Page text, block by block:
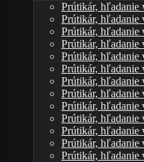
Prútikár, hľadanie
Prútikár, hľadanie
Prútikár, hľadanie
Prútikár, hľadanie
Prútikár, hľadanie
Prútikár, hľadanie
Prútikár, hľadanie
Prútikár, hľadanie
Prútikár, hľadanie
Prútikár, hľadanie
Prútikár, hľadanie
Prútikár, hľadanie
Prútikár, hľadanie